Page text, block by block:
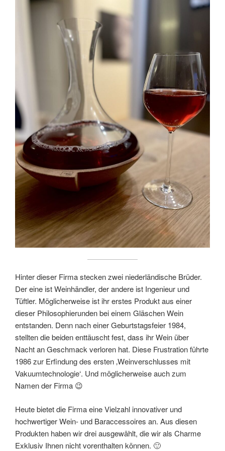
Hinter dieser Firma stecken zwei niederländische Brüder.
Der eine ist Weinhändler, der andere ist Ingenieur und
Tüftler. Möglicherweise ist ihr erstes Produkt aus einer
dieser Philosophierunden bei einem Gläschen Wein
entstanden. Denn nach einer Geburtstagsfeier 1984,
stellten die beiden enttäuscht fest, dass ihr Wein über
Nacht an Geschmack verloren hat. Diese Frustration führte
1986 zur Erfindung des ersten ‚Weinverschlusses mit
Vakuumtechnologie‘. Und möglicherweise auch zum
Namen der Firma 😉
Heute bietet die Firma eine Vielzahl innovativer und
hochwertiger Wein- und Baraccessoires an. Aus diesen
Produkten haben wir drei ausgewählt, die wir als Charme
Exklusiv Ihnen nicht vorenthalten können. 🙂